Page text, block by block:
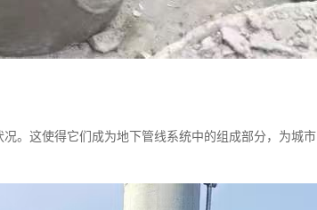
。这使得它们成为地下管线系统中的组成部分，为城